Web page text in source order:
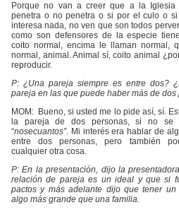
Porque no van a creer que a la
penetra o no penetra o si por el culo o
interesa nada, no ven que son todos
como son defensores de la especie
coito normal, encima le llaman normal,
normal, animal. Animal sí, coito animal
reproducir.
P: ¿Una pareja siempre es entre dos?
pareja en las que puede haber más de dos
MOM: Bueno, si usted me lo pide así, sí.
la pareja de dos personas, si no se
“nosecuantos”. Mi interés era hablar de
entre dos personas, pero también
cualquier otra cosa.
P: En la presentación, dijo la
relación de pareja es un ideal y que si
pactos y más adelante dijo que tener un
algo más grande que una familia.